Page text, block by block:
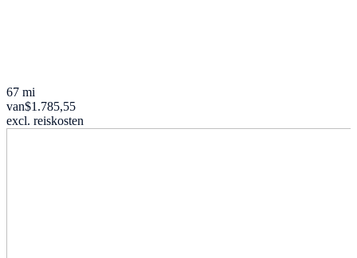
67 mi
van$1.785,55
excl. reiskosten